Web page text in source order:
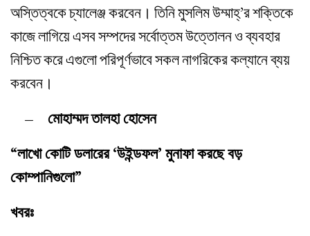
অস্তিত্বকে চ্যালেঞ্জ করবেন। তিনি মুসলিম উম্মাহ্‌’র শক্তিকে
কাজে লাগিয়ে এসব সম্পদের সর্বোত্তম উত্তোলন ও ব্যবহার
নিশ্চিত করে এগুলো পরিপূর্ণভাবে সকল নাগরিকের কল্যানে ব্যয়
করবেন।
– মোহাম্মদ তালহা হোসেন
“লাখো কোটি ডলারের ‘উইন্ডফল’ মুনাফা করছে বড়
কোম্পানিগুলো”
খবরঃ